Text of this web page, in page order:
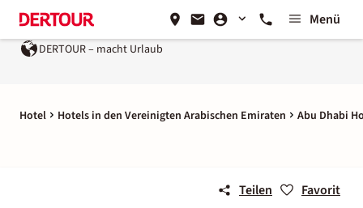
Menü
DERTOUR – macht Urlaub
Hotel Hotels in den Vereinigten Arabischen Emiraten Abu Dhabi
Teilen Favorit